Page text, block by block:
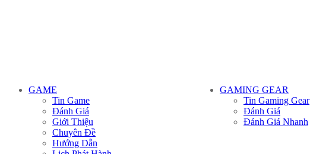
GAME
Tin Game
Đánh Giá
Giới Thiệu
Chuyên Đề
Hướng Dẫn
GAMING GEAR
Tin Gaming Gear
Đánh Giá
Đánh Giá Nhanh